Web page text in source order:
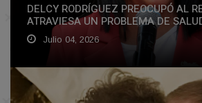
DELCY RODRÍGUEZ PREOCUPÓ AL
ATRAVIESA UN PROBLEMA DE
Julio 04, 2026